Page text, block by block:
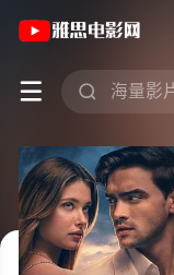
 
《我们的错误
很差较差
还